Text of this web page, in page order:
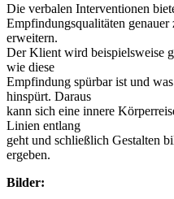
Die verbalen Interventionen
Empfindungsqualitäten
erweitern.
Der Klient wird beispielsweise
wie diese
Empfindung spürbar ist und
hinspürt. Daraus
kann sich eine innere
Linien entlang
geht und schließlich Gestalten
ergeben.
Bilder: